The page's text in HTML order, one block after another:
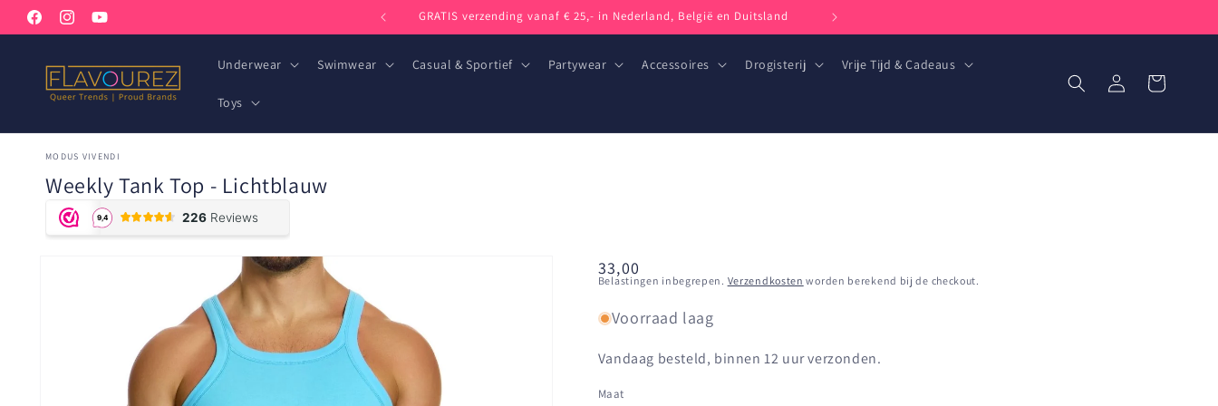
naar de
content
FacebookInstagramYouTube
GRATIS verzending vanaf € 25,- in Nederland, België en Duitsland
Underwear Swimwear Casual & Sportief Partywear Accessoires Drogisterij Vrije Tijd & Cadeaus
Toys
InloggenWinkelwagen
MODUS VIVENDI
Weekly Tank Top - Lichtblauw
Normale
33,00
Belastingen inbegrepen. Verzendkosten worden berekend bij de checkout.
Voorraad laag
Vandaag besteld, binnen 12 uur verzonden.
Maat